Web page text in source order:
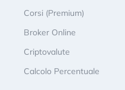
Corsi (Premium)
Broker Online
Criptovalute
Calcolo Percentuale